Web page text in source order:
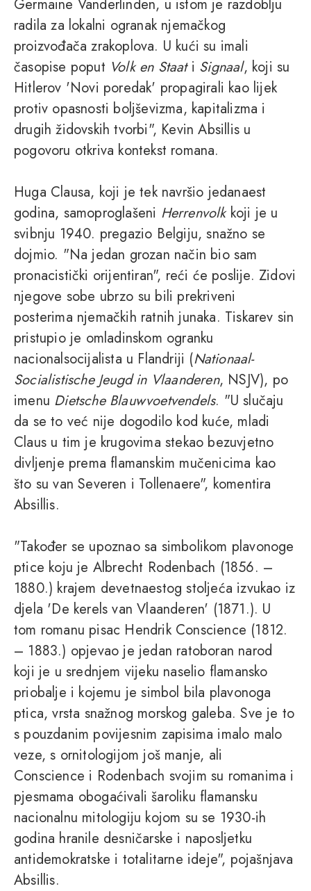
Germaine Vanderlinden, u istom je razdoblju
radila za lokalni ogranak njemačkog
proizvođača zrakoplova. U kući su imali
časopise poput Volk en Staati Signaal, koji su
Hitlerov 'Novi poredak' propagirali kao lijek
protiv opasnosti boljševizma, kapitalizma i
drugih židovskih tvorbi", Kevin Absillis u
pogovoru otkriva kontekst romana.
Huga Clausa, koji je tek navršio jedanaest
godina, samoproglašeni Herrenvolkkoji je u
svibnju 1940. pregazio Belgiju, snažno se
dojmio. "Na jedan grozan način bio sam
pronacistički orijentiran", reći će poslije. Zidovi
njegove sobe ubrzo su bili prekriveni
posterima njemačkih ratnih junaka. Tiskarev sin
pristupio je omladinskom ogranku
nacionalsocijalista u Flandriji (Nationaal-
Socialistische Jeugd in Vlaanderen, NSJV), po
imenu Dietsche Blauwvoetvendels. "U slučaju
da se to već nije dogodilo kod kuće, mladi
Claus u tim je krugovima stekao bezuvjetno
divljenje prema flamanskim mučenicima kao
što su van Severen i Tollenaere", komentira
Absillis.
"Također se upoznao sa simbolikom plavonoge
ptice koju je Albrecht Rodenbach (1856. –
1880.) krajem devetnaestog stoljeća izvukao iz
djela 'De kerels van Vlaanderen' (1871.). U
tom romanu pisac Hendrik Conscience (1812.
– 1883.) opjevao je jedan ratoboran narod
koji je u srednjem vijeku naselio flamansko
priobalje i kojemu je simbol bila plavonoga
ptica, vrsta snažnog morskog galeba. Sve je to
s pouzdanim povijesnim zapisima imalo malo
veze, s ornitologijom još manje, ali
Conscience i Rodenbach svojim su romanima i
pjesmama obogaćivali šaroliku flamansku
nacionalnu mitologiju kojom su se 1930-ih
godina hranile desničarske i naposljetku
antidemokratske i totalitarne ideje", pojašnjava
Absillis.